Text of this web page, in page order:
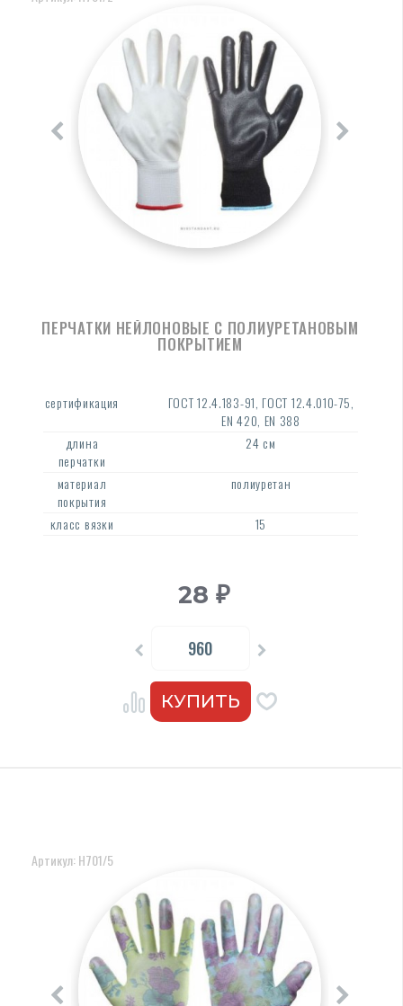
ПЕРЧАТКИ НЕЙЛОНОВЫЕ С ПОЛИУРЕТАНОВЫМ
ПОКРЫТИЕМ
сертификация
ГОСТ 12.4.183-91, ГОСТ 12.4.010-75,
EN 420, EN 388
длина
перчатки
24 см
материал
покрытия
полиуретан
класс вязки 15
28 ₽
Артикул: Н701/5